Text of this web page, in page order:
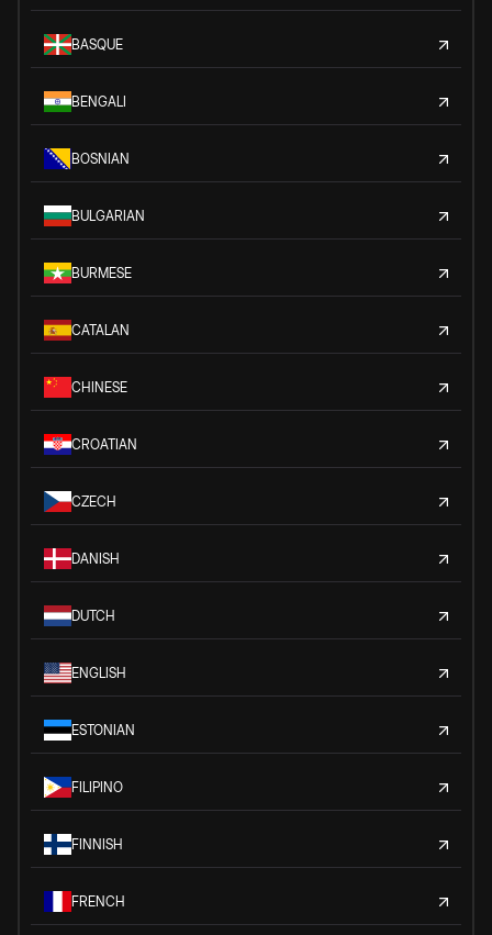
BASQUE
BENGALI
BOSNIAN
BULGARIAN
BURMESE
CATALAN
CHINESE
CROATIAN
CZECH
DANISH
DUTCH
ENGLISH
ESTONIAN
FILIPINO
FINNISH
FRENCH